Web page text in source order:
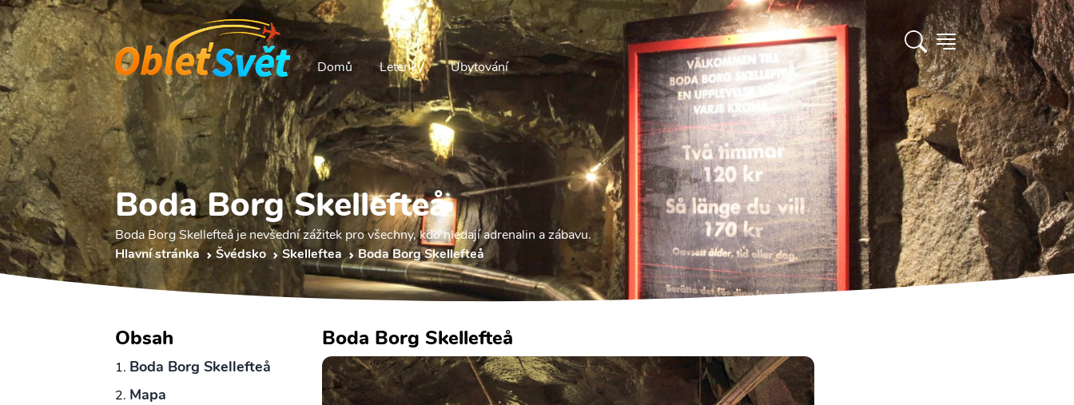
Domů Letenky Ubytování
Boda Borg Skellefteå
Boda Borg Skellefteå je nevšední zážitek pro všechny, kdo hledají adrenalin a zábavu.
Hlavní stránka
Švédsko Skelleftea Boda Borg Skellefteå
Obsah
Boda Borg Skellefteå
Mapa
Boda Borg Skellefteå